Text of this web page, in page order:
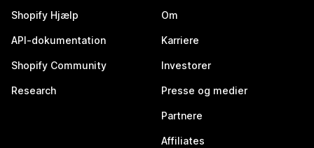
Shopify Hjælp
API-dokumentation
Shopify Community
Research
Om
Karriere
Investorer
Presse og medier
Partnere
Affiliates